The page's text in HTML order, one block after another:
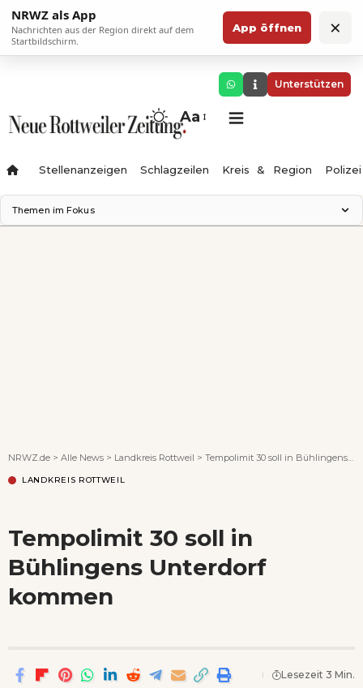
NRWZ als App
Nachrichten aus der Region direkt auf dem
Startbildschirm.
App öffnen ×
Unterstützen
Aa
Stellenanzeigen Schlagzeilen Kreis & Region Polizei
Themen im Fokus
NRWZ.de > Alle News > Landkreis Rottweil > Tempolimit 30 soll in Bühlingens Unterdorf kommen
LANDKREIS ROTTWEIL
Tempolimit 30 soll in
Bühlingens Unterdorf
kommen
Lesezeit 3 Min.